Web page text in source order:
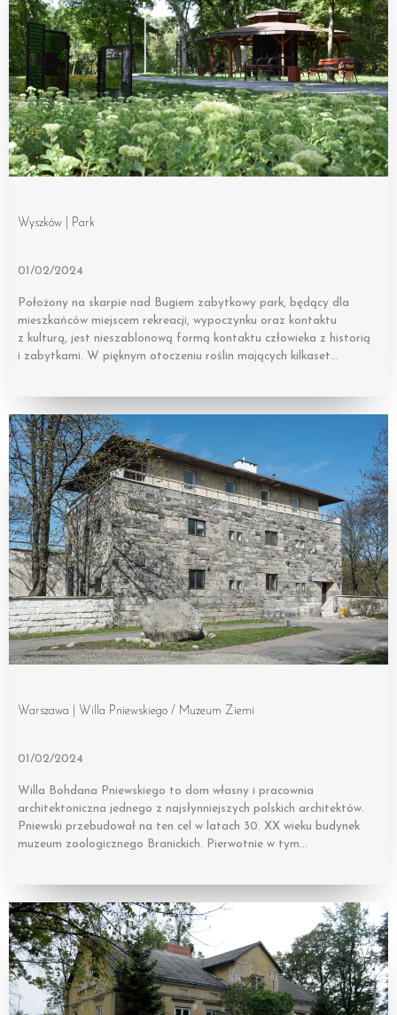
Wyszków | Park
01/02/2024
Położony na skarpie nad Bugiem zabytkowy park, będący dla
mieszkańców miejscem rekreacji, wypoczynku oraz kontaktu
z kulturą, jest nieszablonową formą kontaktu człowieka z historią
i zabytkami. W pięknym otoczeniu roślin mających kilkaset…
Warszawa | Willa Pniewskiego / Muzeum Ziemi
01/02/2024
Willa Bohdana Pniewskiego to dom własny i pracownia
architektoniczna jednego z najsłynniejszych polskich architektów.
Pniewski przebudował na ten cel w latach 30. XX wieku budynek
muzeum zoologicznego Branickich. Pierwotnie w tym…